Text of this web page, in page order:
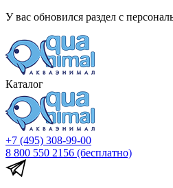
У вас обновился раздел с
Каталог
+7 (495) 308-99-00
8 800 550 2156 (бесплатно)